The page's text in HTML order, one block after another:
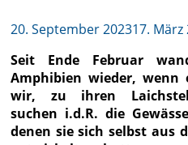
20. September 202317. März
Seit Ende Februar
Amphibien wieder, wenn
wir, zu ihren
suchen i.d.R. die
denen sie sich selbst aus